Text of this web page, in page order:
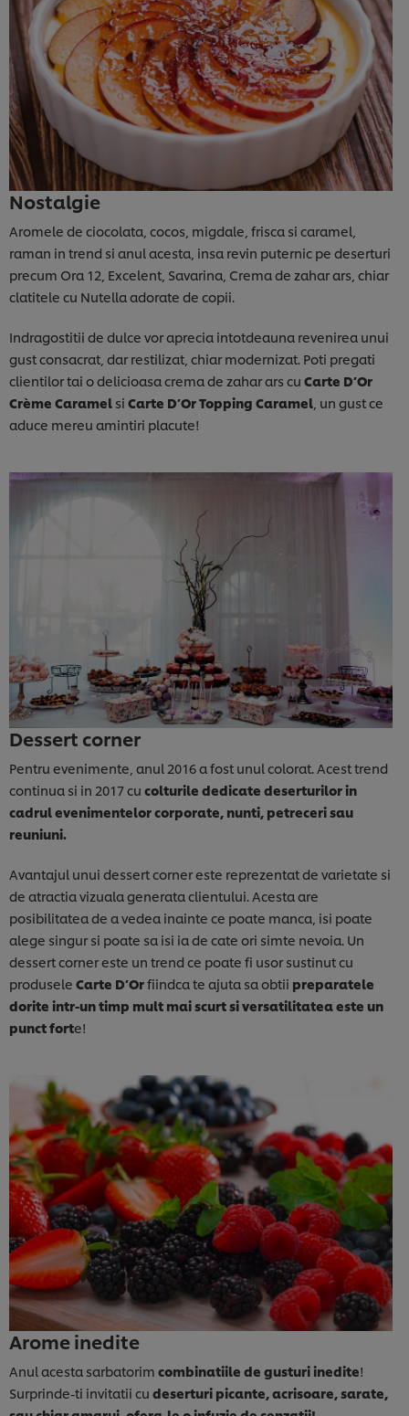
Nostalgie
Aromele de ciocolata, cocos, migdale, frisca si caramel,
raman in trend si anul acesta, insa revin puternic pe deserturi
precum Ora 12, Excelent, Savarina, Crema de zahar ars, chiar
clatitele cu Nutella adorate de copii.
Indragostitii de dulce vor aprecia intotdeauna revenirea unui
gust consacrat, dar restilizat, chiar modernizat. Poti pregati
clientilor tai o delicioasa crema de zahar ars cu Carte D’Or
Crème Caramel si Carte D’Or Topping Caramel , un gust ce
aduce mereu amintiri placute!
Dessert corner
Pentru evenimente, anul 2016 a fost unul colorat. Acest trend
continua si in 2017 cu colturile dedicate deserturilor in
cadrul evenimentelor corporate, nunti, petreceri sau
reuniuni.
Avantajul unui dessert corner este reprezentat de varietate si
de atractia vizuala generata clientului. Acesta are
posibilitatea de a vedea inainte ce poate manca, isi poate
alege singur si poate sa isi ia de cate ori simte nevoia. Un
dessert corner este un trend ce poate fi usor sustinut cu
produsele Carte D’Orfiindca te ajuta sa obtii preparatele
dorite intr-un timp mult mai scurt si versatilitatea este un
punct forte!
Arome inedite
Anul acesta sarbatorim combinatiile de gusturi inedite!
Surprinde-ti invitatii cu deserturi picante, acrisoare, sarate,